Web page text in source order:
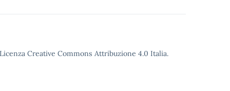
Creative Commons Attribuzione 4.0 Italia.